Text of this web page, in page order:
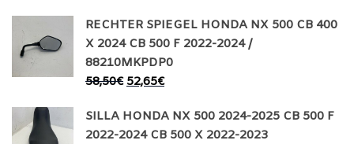
RECHTER SPIEGEL HONDA NX 500 CB 400
X 2024 CB 500 F 2022-2024 /
88210MKPDP0
58,50€ 52,65€
SILLA HONDA NX 500 2024-2025 CB 500 F
2022-2024 CB 500 X 2022-2023